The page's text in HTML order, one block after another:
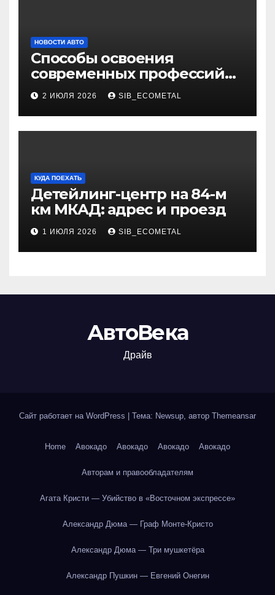
НОВОСТИ АВТО
Способы освоения
современных профессий
через онлайн-курсы
2 ИЮЛЯ 2026 SIB_ECOMETAL
КУДА ПОЕХАТЬ
Детейлинг-центр на 84-м
км МКАД: адрес и проезд
1 ИЮЛЯ 2026 SIB_ECOMETAL
АвтоВека
Драйв
Сайт работает на WordPress Тема: Newsup, автор Themeansar
Home Авокадо Авокадо Авокадо Авокадо
Авторам и правообладателям
Агата Кристи — Убийство в «Восточном экспрессе»
Александр Дюма — Граф Монте-Кристо
Александр Дюма — Три мушкетёра
Александр Пушкин — Евгений Онегин